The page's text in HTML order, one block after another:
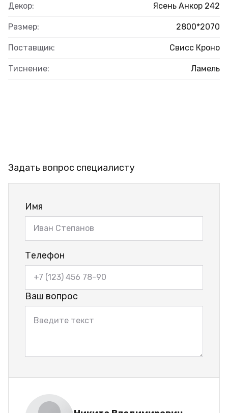
Декор: Ясень Анкор 242
Размер: 2800*2070
Поставщик: Свисс Кроно
Тиснение: Ламель
Задать вопрос специалисту
Имя
Телефон
Ваш вопрос